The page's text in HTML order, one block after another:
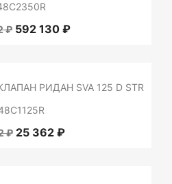
₽ 592 130 ₽
РИДАН SVA 125 D STR
₽ 25 362 ₽